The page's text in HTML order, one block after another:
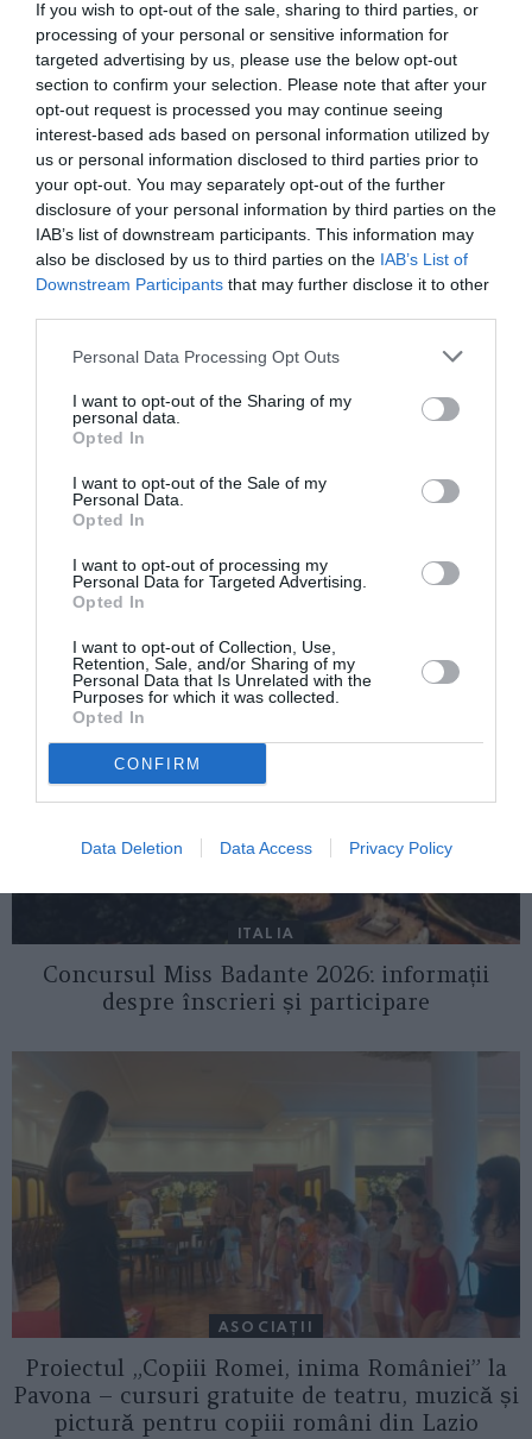
If you wish to opt-out of the sale, sharing to third parties, or
processing of your personal or sensitive information for
targeted advertising by us, please use the below opt-out
section to confirm your selection. Please note that after your
opt-out request is processed you may continue seeing
interest-based ads based on personal information utilized by
us or personal information disclosed to third parties prior to
your opt-out. You may separately opt-out of the further
disclosure of your personal information by third parties on the
IAB’s list of downstream participants. This information may
also be disclosed by us to third parties on the IAB’s List of
Downstream Participants that may further disclose it to other
Personal Data Processing Opt Outs
I want to opt-out of the Sharing of my
personal data.
Opted In
I want to opt-out of the Sale of my
Personal Data.
Opted In
I want to opt-out of processing my
Personal Data for Targeted Advertising.
Opted In
I want to opt-out of Collection, Use,
Retention, Sale, and/or Sharing of my
Personal Data that Is Unrelated with the
Purposes for which it was collected.
Opted In
CONFIRM
Data Deletion Data Access Privacy Policy
meritat, pentru că aceste ajustări au făcut-o să fie
celebră în Italia şi, totodată, dorită de bărbaţii potenţi
financiar.Totul ar fi costat-o în jur de 10.000 de
euro, dar se pare că într-un final investiţia a meritat.
Bruneta e acum în braţele unuia dintre cei mai râvniţi
actori americani, Leonardo DiCaprio, şi are Italia la
picioare.
de absolvenţi de ştiinţe sociale, economie
Următorul articol
Huidu, scos din grafic! Găinuşă va prezenta
“Cronica Cârcotaşilor” alături de Codruţ
Keghes
AȚI PUTEA DORI DE
ITALIA
Concursul Miss Badante 2026: informații
despre înscrieri și participare
ASOCIAŢII
Proiectul „Copiii Romei, inima României” la
Pavona – cursuri gratuite de teatru, muzică și
pictură pentru copiii români din Lazio